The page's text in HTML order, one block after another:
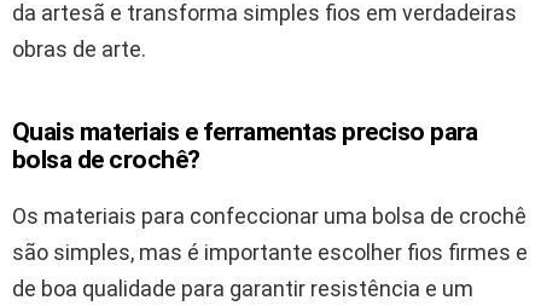
da artesã e transforma simples fios em verdadeiras
obras de arte.
Quais materiais e ferramentas preciso para
bolsa de crochê?
Os materiais para confeccionar uma bolsa de crochê
são simples, mas é importante escolher fios firmes e
de boa qualidade para garantir resistência e um